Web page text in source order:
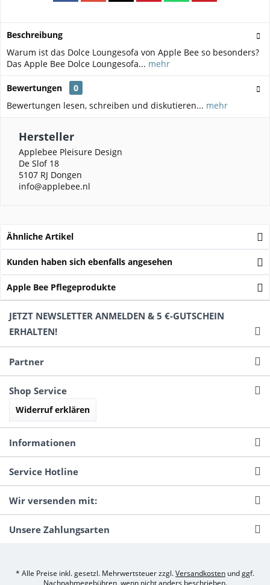
Beschreibung
Warum ist das Dolce Loungesofa von Apple Bee so besonders?
Das Apple Bee Dolce Loungesofa... mehr
Bewertungen
0
Bewertungen lesen, schreiben und diskutieren... mehr
Hersteller
Applebee Pleisure Design
De Slof 18
5107 RJ Dongen
info@applebee.nl
Ähnliche Artikel
Kunden haben sich ebenfalls angesehen
Apple Bee Pflegeprodukte
JETZT NEWSLETTER ANMELDEN & 5 €-GUTSCHEIN
ERHALTEN!
Partner
Shop Service
Widerruf erklären
Informationen
Service Hotline
Wir versenden mit:
Unsere Zahlungsarten
* Alle Preise inkl. gesetzl. Mehrwertsteuer zzgl.Versandkosten und ggf.
Nachnahmegebühren, wenn nicht anders beschrieben.